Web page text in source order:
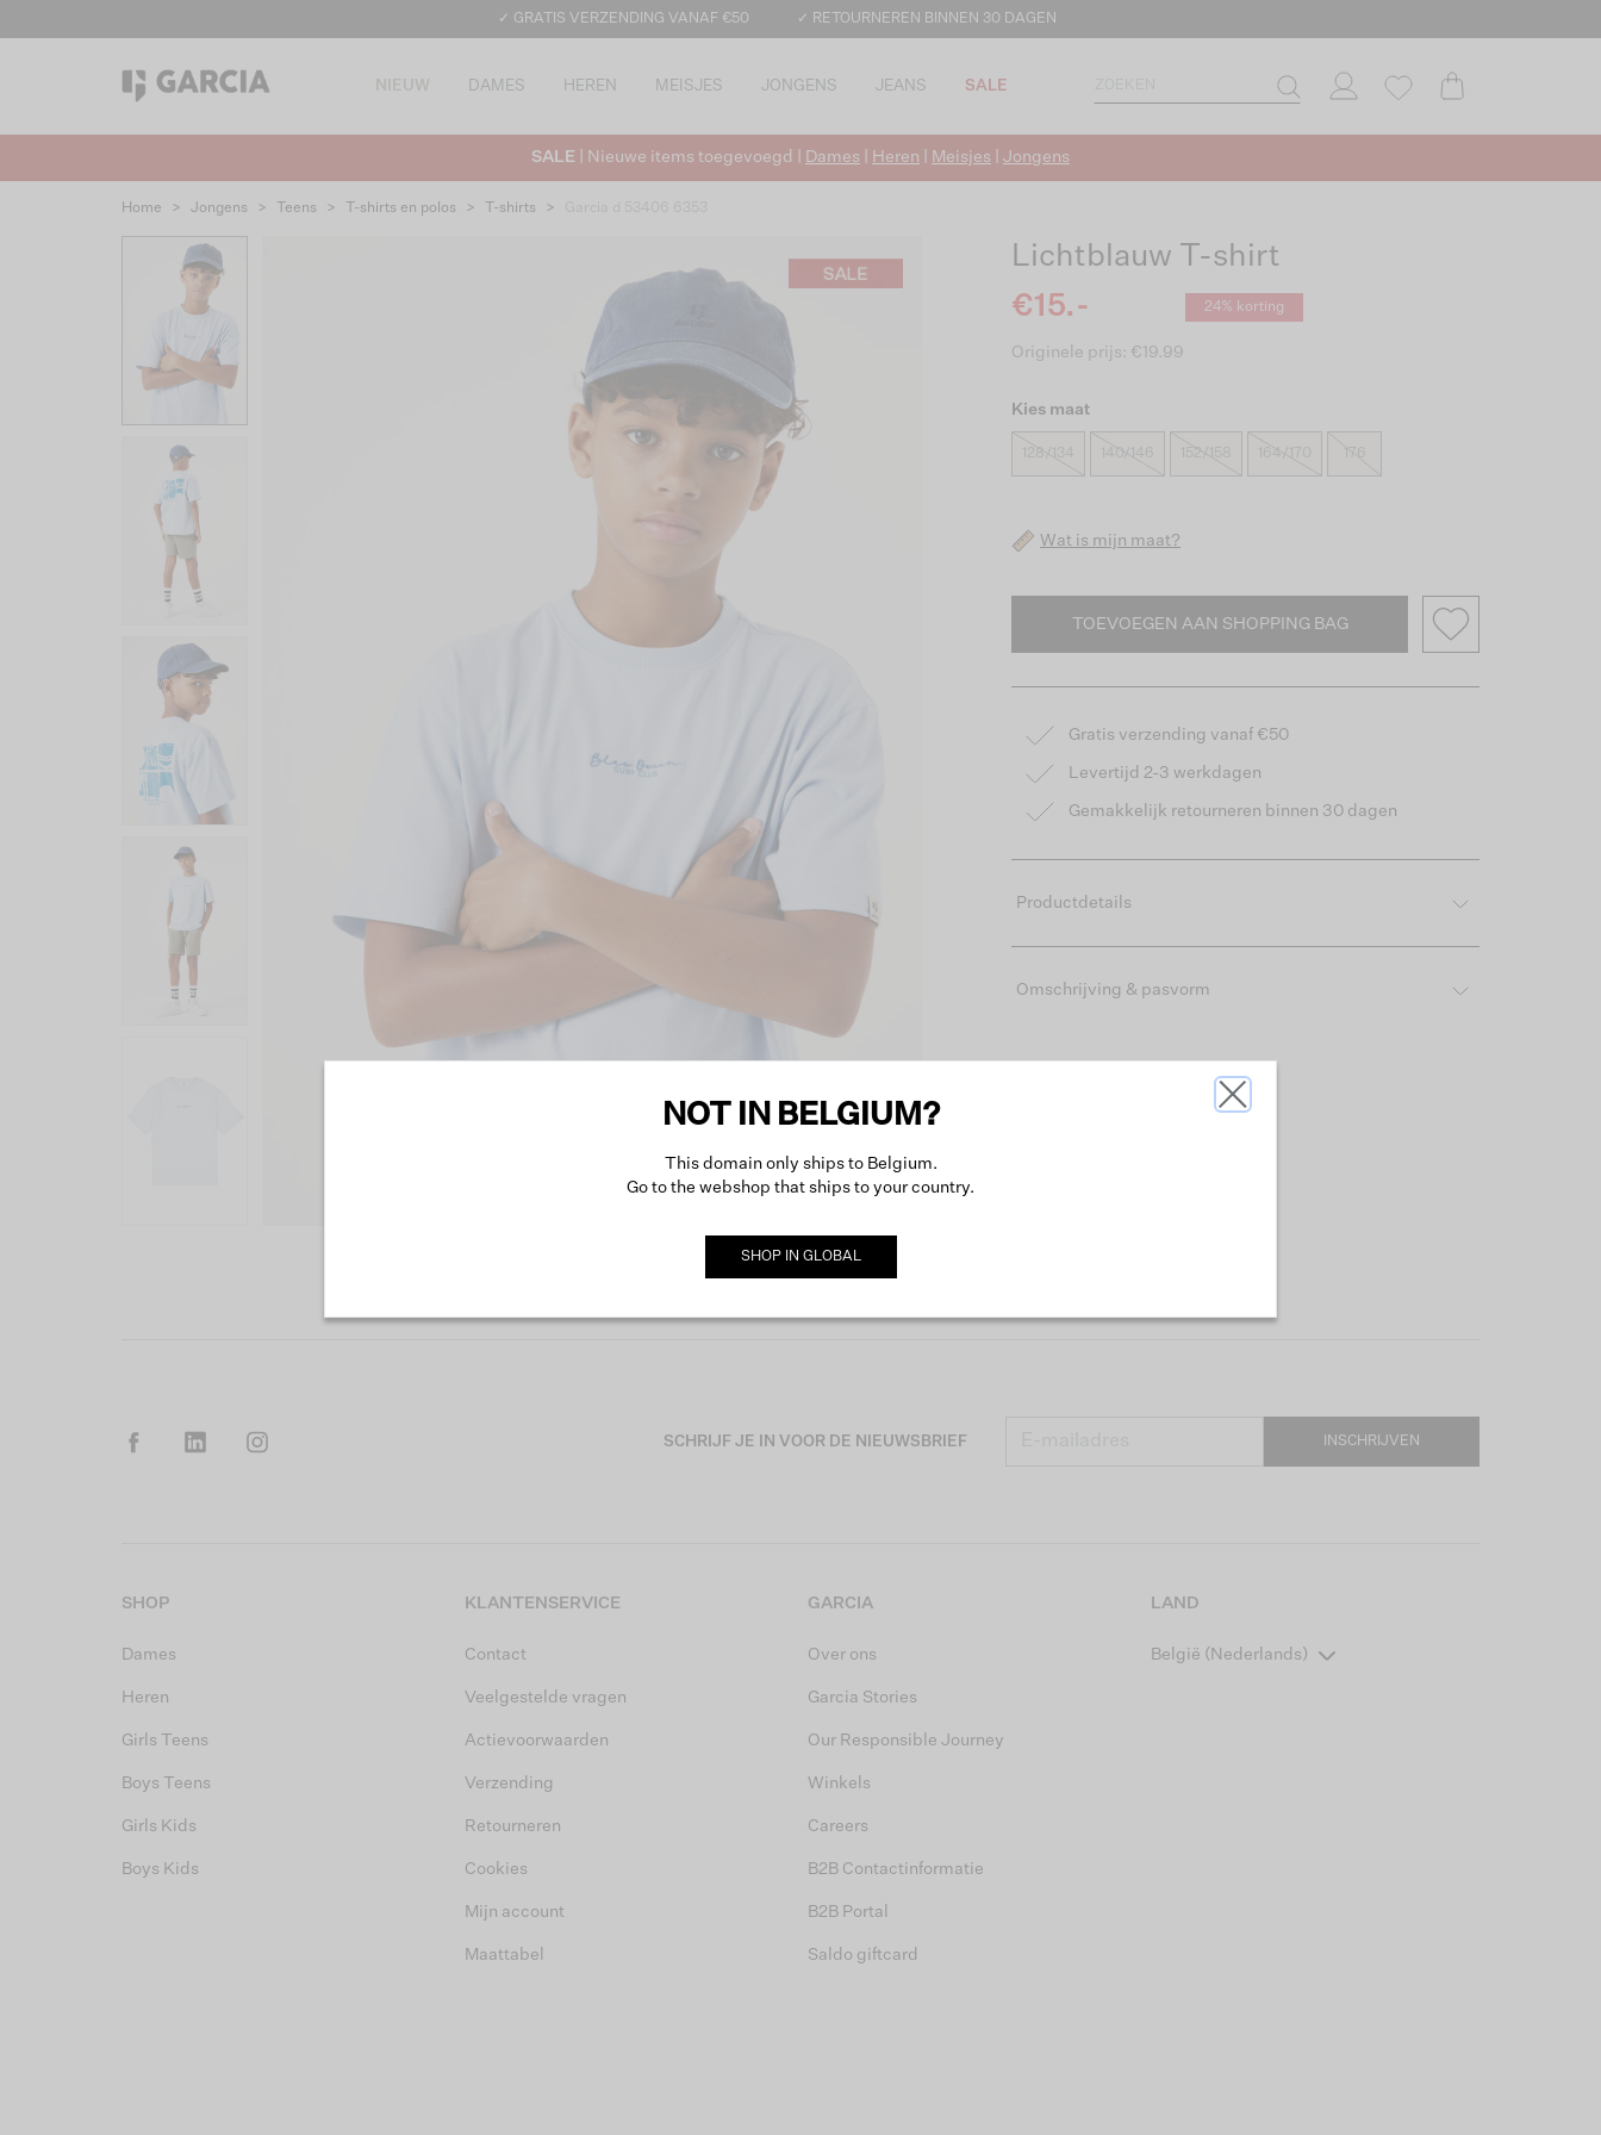
✓ GRATIS VERZENDING VANAF €50 ✓ RETOURNEREN BINNEN 30 DAGEN
NIEUW DAMES HEREN MEISJES JONGENS JEANS SALE
SALE | Nieuwe items toegevoegd | Dames Heren Meisjes Jongens
Home > Jongens > Teens > T-shirts en polos > T-shirts >
Lichtblauw T-shirt
€15.-
24% korting
Originele prijs: €19.99
Kies maat
128/134
Wat is mijn maat?
TOEVOEGEN AAN SHOPPING BAG
Gratis verzending vanaf €50
Levertijd 2-3 werkdagen
Gemakkelijk retourneren binnen 30 dagen
Productdetails
Omschrijving & pasvorm
SCHRIJF JE IN VOOR DE NIEUWSBRIEF INSCHRIJVEN
SHOP
Dames
Heren
Girls Teens
Boys Teens
Girls Kids
Boys Kids
KLANTENSERVICE
Contact
Veelgestelde vragen
Actievoorwaarden
Verzending
Retourneren
Cookies
Mijn account
Maattabel
GARCIA
Over ons
Garcia Stories
Our Responsible Journey
Winkels
Careers
B2B Contactinformatie
B2B Portal
Saldo giftcard
LAND
België (Nederlands)
NOT IN BELGIUM?
This domain only ships to Belgium.
Go to the webshop that ships to your country.
SHOP IN GLOBAL